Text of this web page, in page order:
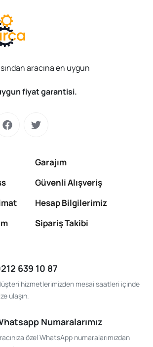
aracına en uygun
fiyat garantisi.
Garajım
Güvenli Alışveriş
Hesap Bilgilerimiz
Sipariş Takibi
639 10 87
hizmetlerimizden mesai saatleri içinde
ulaşın.
Numaralarımız
özel WhatsApp numaralarımızdan